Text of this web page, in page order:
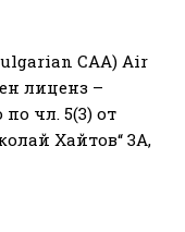
CAA) Air
лиценз –
чл. 5(3) от
Хайтов“ 3А,